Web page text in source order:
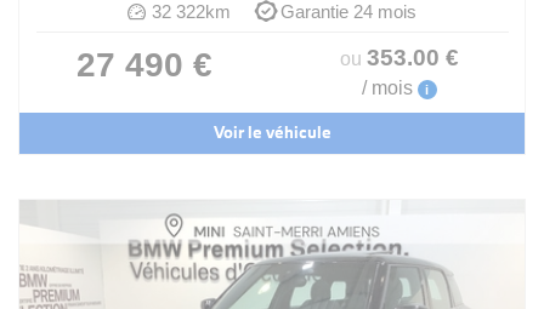
32 322km
Garantie 24 mois
27 490 € ou 353.00 €
/ mois i
Voir le véhicule